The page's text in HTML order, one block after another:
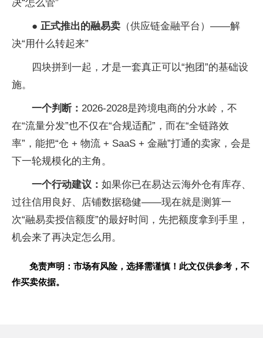
决“怎么管”
● 正式推出的融易卖 （供应链金融平台）——解
决“用什么转起来”
四块拼到一起，才是一套真正可以“抱团”的基础设
施。
一个判断： 2026-2028是跨境电商的分水岭，不
在“流量分发”也不仅在“合规适配”，而在“全链路效
率”，能把“仓 + 物流 + SaaS + 金融”打通的卖家，会是
下一轮规模化的主角。
一个行动建议： 如果你已在易达云海外仓有库存、
过往信用良好、店铺数据稳健——现在就是测算一
次“融易卖授信额度”的最好时间，先把额度拿到手里，
机会来了再决定怎么用。
免责声明：市场有风险，选择需谨慎！此文仅供参考，不
作买卖依据。